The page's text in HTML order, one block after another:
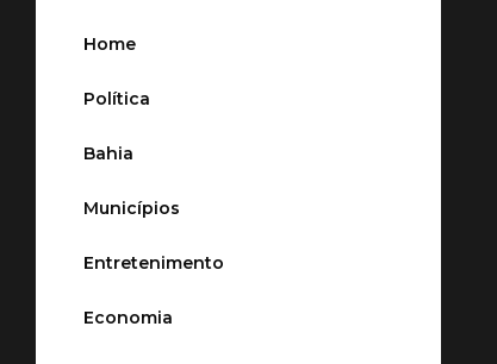
Home
Política
Bahia
Municípios
Entretenimento
Economia